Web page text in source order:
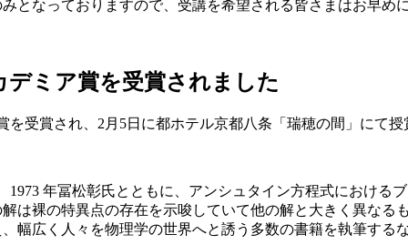
となっておりますので、受講を希望される皆さまはお早め
デミア賞を受賞されました
受賞され、2月5日に都ホテル京都八条「瑞穂の間」にて
1973 年冨松彰氏とともに、アンシュタイン方程式におけ
は裸の特異点の存在を示唆していて他の解と大きく異な
幅広く人々を物理学の世界へと誘う多数の書籍を執筆す